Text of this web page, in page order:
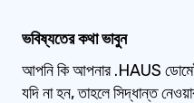
ভবিষ্যতের কথা ভাবুন
আপনি কি আপনার .HAUS
যদি না হন, তাহলে সিদ্ধান্ত